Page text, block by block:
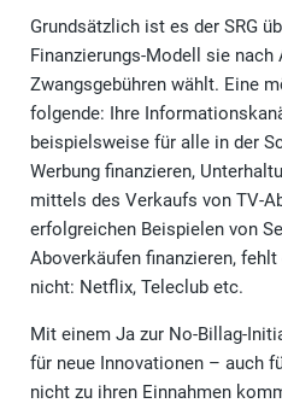
Grundsätzlich ist es der SRG
Finanzierungs-Modell sie nach
Zwangsgebühren wählt. Eine
folgende: Ihre
beispielsweise für alle in der
Werbung finanzieren,
mittels des Verkaufs von TV-
erfolgreichen Beispielen von
Aboverkäufen finanzieren,
nicht: Netflix, Teleclub etc.
Mit einem Ja zur No-Billag-
für neue Innovationen – auch
nicht zu ihren Einnahmen